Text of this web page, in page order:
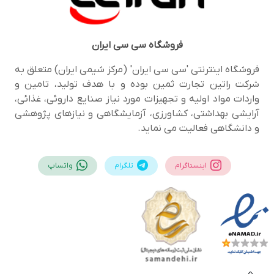
فروشگاهسی سی ایران
فروشگاه اینترنتی 'سی سی ایران' (مرکز شیمی ایران) متعلق به
شرکت راتین تجارت ثمین بوده و با هدف تولید، تامین و
واردات مواد اولیه و تجهیزات مورد نیاز صنایع داروئی، غذائی،
آرایشی بهداشتی، کشاورزی، آزمایشگاهی و نیازهای پژوهشی
و دانشگاهی فعالیت می نماید.
اینستاگرام تلگرام واتساپ